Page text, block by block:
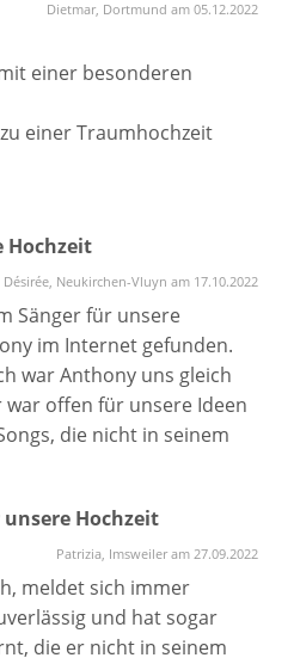
Sektempfang noch 2
wirklich alle Gäste
nur zu diesem tollen
sondern auch das
super tollen Auftritt und
und
100%.
Désirée, Neukirchen-Vluyn am 17.10.2022
Sänger für unsere
im Internet gefunden.
war Anthony uns gleich
offen für unsere Ideen
die nicht in seinem
wir uns bei ihm
flexibel und
ging, dass wir noch
Traurednerin
war Anthony pünktlich
da und machte mit
Anthonys Einsatz und
Hochzeit
Patrizia, Imsweiler am 27.09.2022
meldet sich immer
und hat sogar
die er nicht in seinem
Trauung hat er
auch beim Sektempfang
sehr begeistert. Wir
Ich glaube nicht,
für uns gegeben hätte. :)
Philipp, Großkarlbach am 11.09.2022
auf unserer
im freien haben zu dürfen.
Kontakt durchgehend